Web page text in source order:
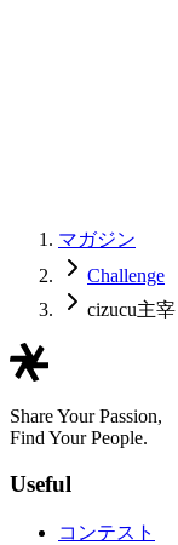
マガジン
Challenge
cizucu主宰
Share Your Passion,
Find Your People.
Useful
コンテスト